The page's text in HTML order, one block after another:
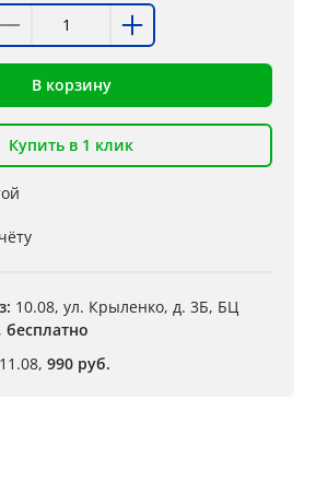
В корзину
Купить в 1 клик
10.08, ул. Крыленко, д. 3Б, БЦ
бесплатно
11.08, 990 руб.